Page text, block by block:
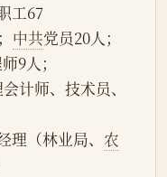
工67
中共党员20人；
9人；
计师、技术员、
总经理（林业局、
农